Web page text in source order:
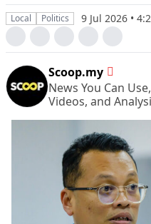
Local Politics 9 Jul 2026 •
Scoop.my
News You Can
Videos, and